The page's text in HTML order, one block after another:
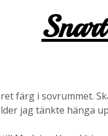
färg i sovrummet.
jag tänkte hänga